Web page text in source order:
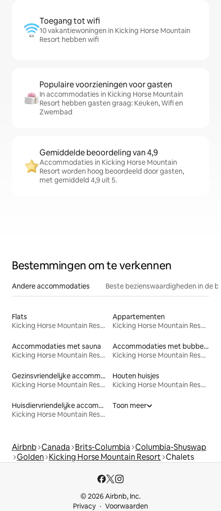
Toegang tot wifi
10 vakantiewoningen in Kicking Horse Mountain
Resort hebben wifi
Populaire voorzieningen voor gasten
In accommodaties in Kicking Horse Mountain
Resort hebben gasten graag: Keuken, Wifi en
Zwembad
Gemiddelde beoordeling van 4,9
Accommodaties in Kicking Horse Mountain
Resort worden hoog beoordeeld door gasten,
met gemiddeld 4,9 uit 5.
Bestemmingen om te verkennen
Andere accommodaties Beste bezienswaardigheden in de
Flats
Kicking Horse Mountain Resort
Appartementen
Kicking Horse Mountain Resort
Accommodaties met sauna
Kicking Horse Mountain Resort
Accommodaties met bubbelbad
Kicking Horse Mountain Resort
Gezinsvriendelijke accommodaties
Kicking Horse Mountain Resort
Houten huisjes
Kicking Horse Mountain Resort
Huisdiervriendelijke accommodaties
Kicking Horse Mountain Resort
Toon meer
Airbnb Canada Brits-Columbia Columbia-Shuswap
Golden Kicking Horse Mountain Resort Chalets
© 2026 Airbnb, Inc.
Privacy
Voorwaarden